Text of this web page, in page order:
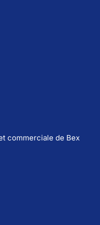
commerciale de Bex